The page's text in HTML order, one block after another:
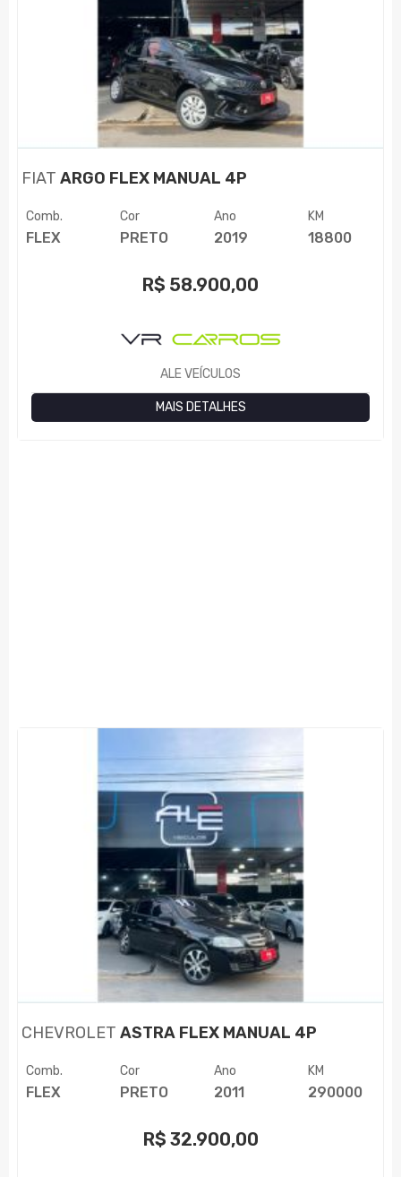
FIAT ARGO FLEX MANUAL 4P
Comb.
FLEX
Cor
PRETO
Ano
2019
KM
18800
R$ 58.900,00
ALE VEÍCULOS
MAIS DETALHES
CHEVROLET ASTRA FLEX MANUAL 4P
Comb.
FLEX
Cor
PRETO
Ano
2011
KM
290000
R$ 32.900,00